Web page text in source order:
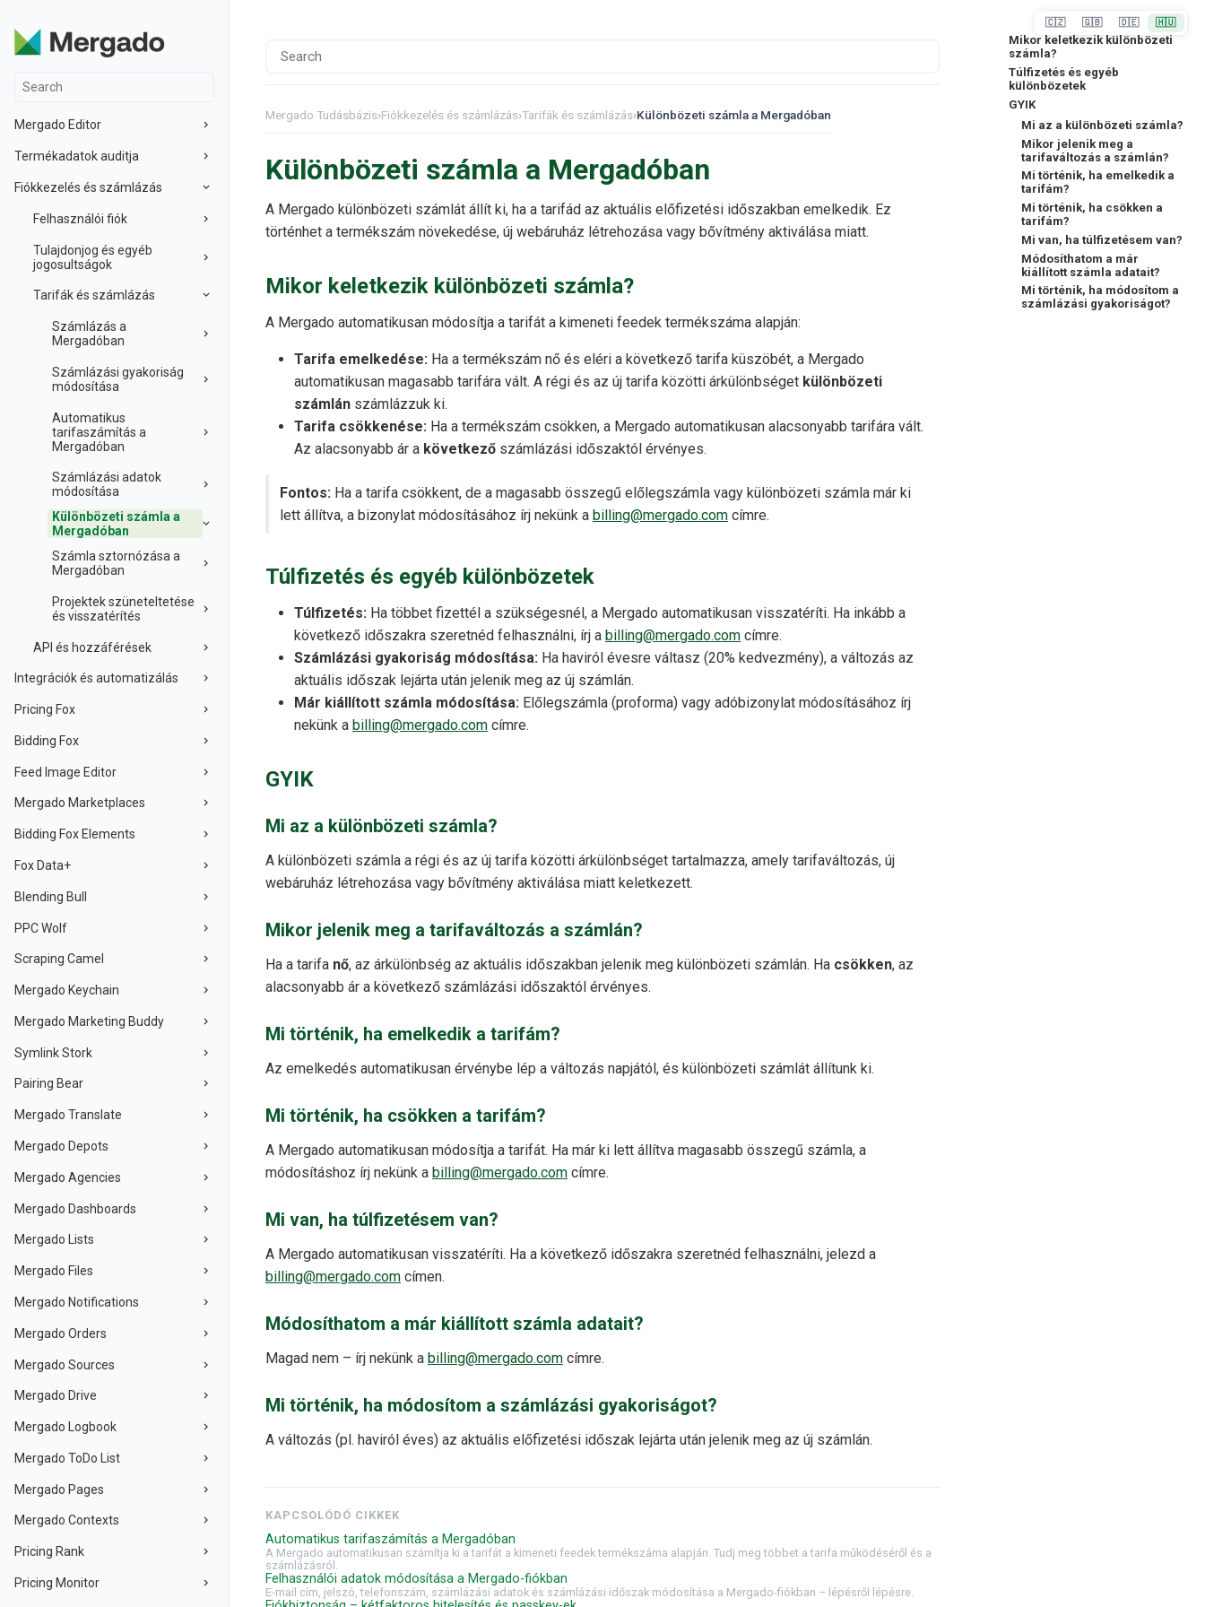
Mergado Editor
Termékadatok auditja
Fiókkezelés és számlázás
Felhasználói fiók
Tulajdonjog és egyéb
jogosultságok
Tarifák és számlázás
Számlázás a
Mergadóban
Számlázási gyakoriság
módosítása
Automatikus
tarifaszámítás a
Mergadóban
Számlázási adatok
módosítása
Különbözeti számla a
Mergadóban
Számla sztornózása a
Mergadóban
Projektek szüneteltetése
és visszatérítés
API és hozzáférések
Integrációk és automatizálás
Pricing Fox
Bidding Fox
Feed Image Editor
Mergado Marketplaces
Bidding Fox Elements
Fox Data+
Blending Bull
PPC Wolf
Scraping Camel
Mergado Keychain
Mergado Marketing Buddy
Symlink Stork
Pairing Bear
Mergado Translate
Mergado Depots
Mergado Agencies
Mergado Dashboards
Mergado Lists
Mergado Files
Mergado Notifications
Mergado Orders
Mergado Sources
Mergado Drive
Mergado Logbook
Mergado ToDo List
Mergado Pages
Mergado Contexts
Pricing Rank
Pricing Monitor
Mergado Tudásbázis›Fiókkezelés és számlázás›Tarifák és számlázás›Különbözeti számla a Mergadóban
Különbözeti számla a Mergadóban
A Mergado különbözeti számlát állít ki, ha a tarifád az aktuális előfizetési időszakban emelkedik. Ez
történhet a termékszám növekedése, új webáruház létrehozása vagy bővítmény aktiválása miatt.
Mikor keletkezik különbözeti számla?
A Mergado automatikusan módosítja a tarifát a kimeneti feedek termékszáma alapján:
Tarifa emelkedése: Ha a termékszám nő és eléri a következő tarifa küszöbét, a Mergado
automatikusan magasabb tarifára vált. A régi és az új tarifa közötti árkülönbséget különbözeti
számlán számlázzuk ki.
Tarifa csökkenése: Ha a termékszám csökken, a Mergado automatikusan alacsonyabb tarifára vált.
Az alacsonyabb ár a következő számlázási időszaktól érvényes.
Fontos: Ha a tarifa csökkent, de a magasabb összegű előlegszámla vagy különbözeti számla már ki
lett állítva, a bizonylat módosításához írj nekünk a billing@mergado.com címre.
Túlfizetés és egyéb különbözetek
Túlfizetés: Ha többet fizettél a szükségesnél, a Mergado automatikusan visszatéríti. Ha inkább a
következő időszakra szeretnéd felhasználni, írj a billing@mergado.com címre.
Számlázási gyakoriság módosítása: Ha haviról évesre váltasz (20% kedvezmény), a változás az
aktuális időszak lejárta után jelenik meg az új számlán.
Már kiállított számla módosítása: Előlegszámla (proforma) vagy adóbizonylat módosításához írj
nekünk a billing@mergado.com címre.
GYIK
Mi az a különbözeti számla?
A különbözeti számla a régi és az új tarifa közötti árkülönbséget tartalmazza, amely tarifaváltozás, új
webáruház létrehozása vagy bővítmény aktiválása miatt keletkezett.
Mikor jelenik meg a tarifaváltozás a számlán?
Ha a tarifa nő, az árkülönbség az aktuális időszakban jelenik meg különbözeti számlán. Ha csökken, az
alacsonyabb ár a következő számlázási időszaktól érvényes.
Mi történik, ha emelkedik a tarifám?
Az emelkedés automatikusan érvénybe lép a változás napjától, és különbözeti számlát állítunk ki.
Mi történik, ha csökken a tarifám?
A Mergado automatikusan módosítja a tarifát. Ha már ki lett állítva magasabb összegű számla, a
módosításhoz írj nekünk a billing@mergado.com címre.
Mi van, ha túlfizetésem van?
A Mergado automatikusan visszatéríti. Ha a következő időszakra szeretnéd felhasználni, jelezd a
billing@mergado.com címen.
Módosíthatom a már kiállított számla adatait?
Magad nem – írj nekünk a billing@mergado.com címre.
Mi történik, ha módosítom a számlázási gyakoriságot?
A változás (pl. haviról éves) az aktuális előfizetési időszak lejárta után jelenik meg az új számlán.
KAPCSOLÓDÓ CIKKEK
Automatikus tarifaszámítás a Mergadóban
A Mergado automatikusan számítja ki a tarifát a kimeneti feedek termékszáma alapján. Tudj meg többet a tarifa működéséről és a
számlázásról.
Felhasználói adatok módosítása a Mergado-fiókban
E-mail cím, jelszó, telefonszám, számlázási adatok és számlázási időszak módosítása a Mergado-fiókban – lépésről lépésre.
Mikor keletkezik különbözeti
számla?
Túlfizetés és egyéb
különbözetek
GYIK
Mi az a különbözeti számla?
Mikor jelenik meg a
tarifaváltozás a számlán?
Mi történik, ha emelkedik a
tarifám?
Mi történik, ha csökken a
tarifám?
Mi van, ha túlfizetésem van?
Módosíthatom a már
kiállított számla adatait?
Mi történik, ha módosítom a
számlázási gyakoriságot?
🇨🇿 🇬🇧 🇩🇪 🇭🇺